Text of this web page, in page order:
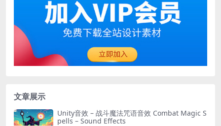
文章展示
Unity音效 – 战斗魔法咒语音效 Combat Magic S
pells – Sound Effects